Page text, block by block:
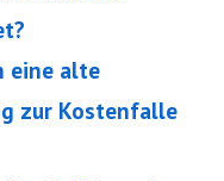
eine alte
zur Kostenfalle